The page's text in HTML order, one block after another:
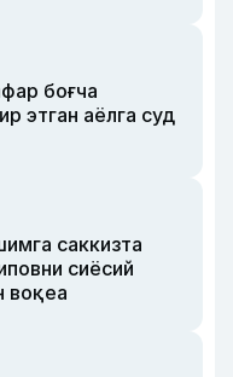
боғча
этган аёлга суд
саккизта
сиёсий
воқеа